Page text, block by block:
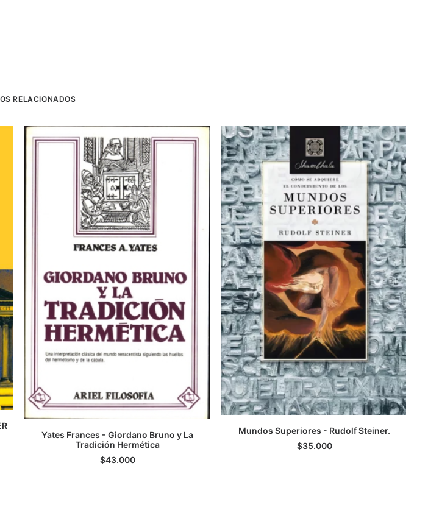
RELACIONADOS
LEER MÁS
Yates Frances - Giordano Bruno y La
Tradición Hermética
$43.000
AGREGAR AL CARRITO
Mundos Superiores - Rudolf Steiner.
$35.000